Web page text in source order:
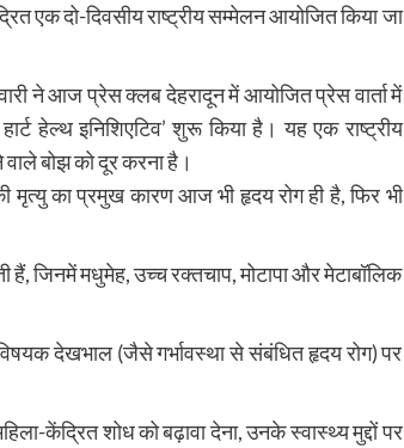
एक दो-दिवसीय राष्ट्रीय सम्मेलन आयोजित किया जा
ने आज प्रेस क्लब देहरादून में आयोजित प्रेस वार्ता में
हेल्थ इनिशिएटिव’ शुरू किया है। यह एक राष्ट्रीय
बोझ को दूर करना है।
मृत्यु का प्रमुख कारण आज भी हृदय रोग ही है, फिर भी
हैं, जिनमें मधुमेह, उच्च रक्तचाप, मोटापा और मेटाबॉलिक
देखभाल (जैसे गर्भावस्था से संबंधित हृदय रोग) पर
केंद्रित शोध को बढ़ावा देना, उनके स्वास्थ्य मुद्दों पर